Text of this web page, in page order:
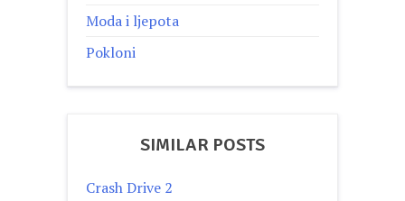
Moda i ljepota
Pokloni
SIMILAR POSTS
Crash Drive 2